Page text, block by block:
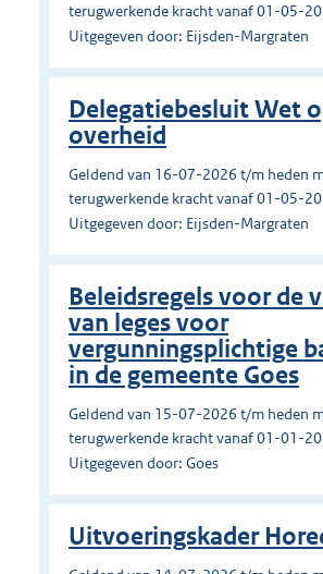
terugwerkende kracht vanaf 01-05-
Uitgegeven door: Eijsden-Margraten
Delegatiebesluit Wet
overheid
Geldend van 16-07-2026 t/m heden
terugwerkende kracht vanaf 01-05-
Uitgegeven door: Eijsden-Margraten
Beleidsregels voor de
van leges voor
vergunningsplichtige
in de gemeente Goes
Geldend van 15-07-2026 t/m heden
terugwerkende kracht vanaf 01-01-
Uitgegeven door: Goes
Uitvoeringskader